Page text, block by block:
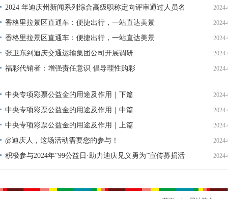
2024 年迪庆州新闻系列综合高级职称定向评审通过人员名
单公示
香格里拉景区直通车：便捷出行，一站直达美景
香格里拉景区直通车：便捷出行，一站直达美景
张卫东到迪庆交通运输集团公司开展调研
福彩代销者：增强责任意识 倡导理性购彩
中央专项彩票公益金的用途及作用｜下篇
中央专项彩票公益金的用途及作用｜中篇
中央专项彩票公益金的用途及作用｜上篇
@迪庆人，这场活动需要您的参与！
积极参与2024年“99公益日·助力迪庆见义勇为”宣传募捐活
动倡议书